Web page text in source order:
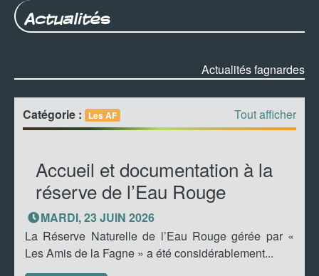
Actualités
Actualités fagnardes
Catégorie : Les AF Tout afficher
Accueil et documentation à la
réserve de l’Eau Rouge
MARDI, 23 JUIN 2026
La Réserve Naturelle de l’Eau Rouge gérée par «
Les Amis de la Fagne » a été considérablement...